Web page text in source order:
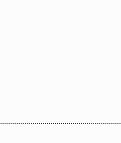
............................................................